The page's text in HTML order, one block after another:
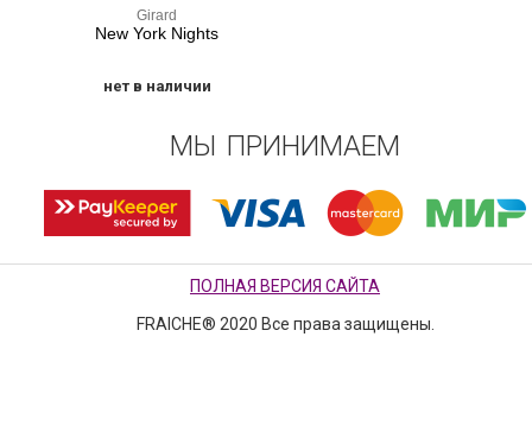
Girard
New York Nights
нет в наличии
МЫ ПРИНИМАЕМ
ПОЛНАЯ ВЕРСИЯ САЙТА
FRAICHE® 2020 Все права защищены.